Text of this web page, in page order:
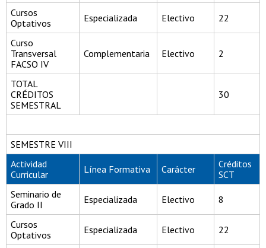
Cursos
Optativos
Especializada Electivo 22
Curso
Transversal
FACSO IV
Complementaria Electivo 2
TOTAL
CRÉDITOS
SEMESTRAL
30
SEMESTRE VIII
Actividad
Curricular
Línea Formativa Carácter
Créditos
SCT
Seminario de
Grado II
Especializada Electivo 8
Cursos
Optativos
Especializada Electivo 22